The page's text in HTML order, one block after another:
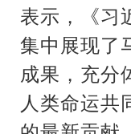
表示，《习
集中展现了
成果，充分
人类命运共